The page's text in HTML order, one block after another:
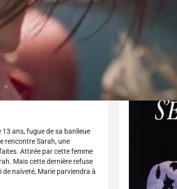
ans, fugue de sa banlieue
rencontre Sarah, une
Attirée par cette femme
Mais cette dernière refuse
naïveté, Marie parviendra à
Affiche